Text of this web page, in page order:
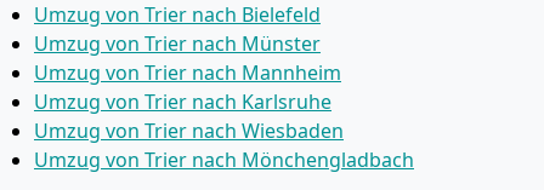
Umzug von Trier nach Bielefeld
Umzug von Trier nach Münster
Umzug von Trier nach Mannheim
Umzug von Trier nach Karlsruhe
Umzug von Trier nach Wiesbaden
Umzug von Trier nach Mönchen­gladbach